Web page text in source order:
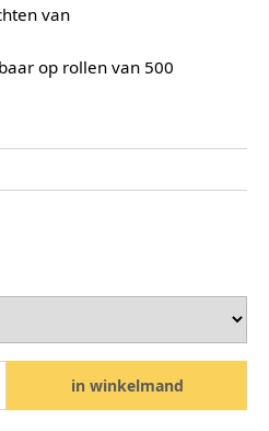
van
op rollen van 500
- rolletje aantal
in winkelmand